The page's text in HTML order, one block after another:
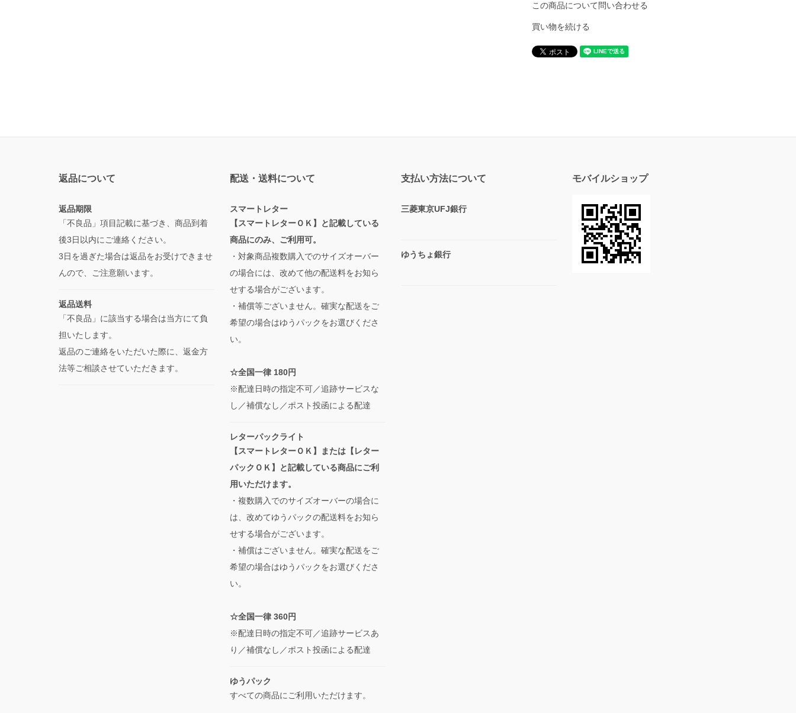
この商品について問い合わせる
買い物を続ける
返品について
返品期限
「不良品」項目記載に基づき、商品到着
後3日以内にご連絡ください。
3日を過ぎた場合は返品をお受けできませ
んので、ご注意願います。
返品送料
「不良品」に該当する場合は当方にて負
担いたします。
返品のご連絡をいただいた際に、返金方
法等ご相談させていただきます。
配送・送料について
スマートレター
【スマートレターＯＫ】と記載している
商品にのみ、ご利用可。
・対象商品複数購入でのサイズオーバー
の場合には、改めて他の配送料をお知ら
せする場合がございます。
・補償等ございません。確実な配送をご
希望の場合はゆうパックをお選びくださ
い。
☆全国一律 180円
※配達日時の指定不可／追跡サービスな
し／補償なし／ポスト投函による配達
レターパックライト
【スマートレターＯＫ】または【レター
パックＯＫ】と記載している商品にご利
用いただけます。
・複数購入でのサイズオーバーの場合に
は、改めてゆうパックの配送料をお知ら
せする場合がございます。
・補償はございません。確実な配送をご
希望の場合はゆうパックをお選びくださ
い。
☆全国一律 360円
※配達日時の指定不可／追跡サービスあ
り／補償なし／ポスト投函による配達
ゆうパック
すべての商品にご利用いただけます。
支払い方法について
三菱東京UFJ銀行
ゆうちょ銀行
モバイルショップ